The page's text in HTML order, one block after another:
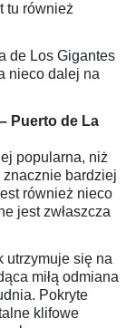
tu również
de Los Gigantes
nieco dalej na
Puerto de La
popularna, niż
znacznie bardziej
również nieco
jest zwłaszcza
utrzymuje się na
miłą odmiana
Pokryte
klifowe